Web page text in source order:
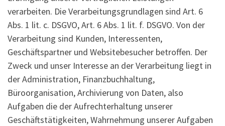
verarbeiten. Die Verarbeitungsgrundlagen sind Art. 6
Abs. 1 lit. c. DSGVO, Art. 6 Abs. 1 lit. f. DSGVO. Von der
Verarbeitung sind Kunden, Interessenten,
Geschäftspartner und Websitebesucher betroffen. Der
Zweck und unser Interesse an der Verarbeitung liegt in
der Administration, Finanzbuchhaltung,
Büroorganisation, Archivierung von Daten, also
Aufgaben die der Aufrechterhaltung unserer
Geschäftstätigkeiten, Wahrnehmung unserer Aufgaben